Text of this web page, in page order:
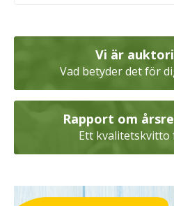
Vi är
Vad betyder det för
Rapport om
Ett